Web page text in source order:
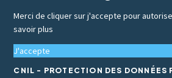
Merci de cliquer sur j'accepte pour
savoir plus
J'accepte
CNIL - PROTECTION DES DONNÉES